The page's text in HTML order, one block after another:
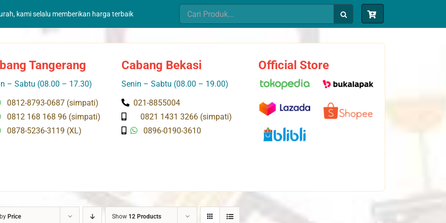
kami selalu memberikan harga terbaik
Search
for:
Tangerang
– Sabtu (08.00 – 17.30)
0812-8793-0687 (simpati)
0812 168 168 96 (simpati)
0878-5236-3119 (XL)
Cabang Bekasi
Senin – Sabtu (08.00 – 19.00)
021-8855004
0821 1431 3266 (simpati)
0896-0190-3610
Official Store
Price Show 12 Products